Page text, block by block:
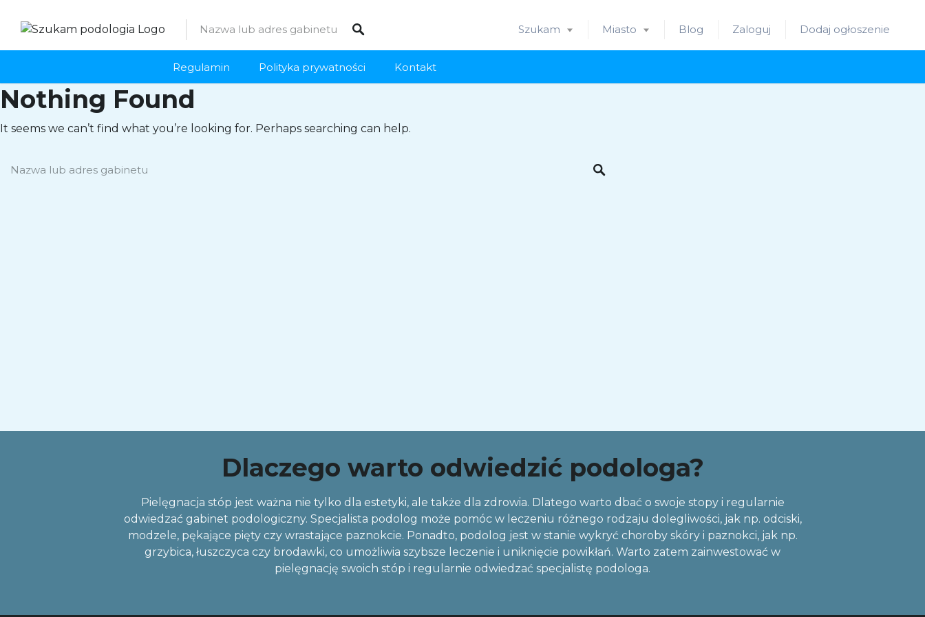
Szukam Miasto Blog Zaloguj Dodaj ogłoszenie
Regulamin Polityka prywatności Kontakt
Nothing Found
It seems we can’t find what you’re looking for. Perhaps searching can help.
Dlaczego warto odwiedzić podologa?
Pielęgnacja stóp jest ważna nie tylko dla estetyki, ale także dla zdrowia. Dlatego warto dbać o swoje stopy i regularnie
odwiedzać gabinet podologiczny. Specjalista podolog może pomóc w leczeniu różnego rodzaju dolegliwości, jak np. odciski,
modzele, pękające pięty czy wrastające paznokcie. Ponadto, podolog jest w stanie wykryć choroby skóry i paznokci, jak np.
grzybica, łuszczyca czy brodawki, co umożliwia szybsze leczenie i uniknięcie powikłań. Warto zatem zainwestować w
pielęgnację swoich stóp i regularnie odwiedzać specjalistę podologa.